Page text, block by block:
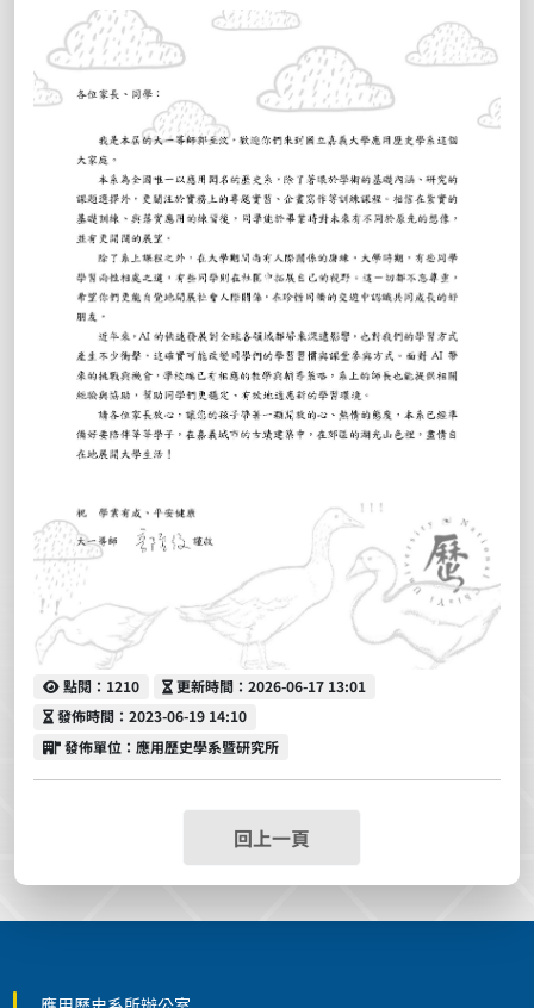
點閱
點閱：1210 更新時間
更新時間：2026-06-17 13:01
發佈時間
發佈時間：2023-06-19 14:10
發佈單位
發佈單位：應用歷史學系暨研究所
回上一頁